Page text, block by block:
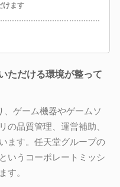
けます
ただける環境が整って
ゲーム機器やゲームソ
の品質管理、運営補助、
ます。任天堂グループの
いうコーポレートミッシ
す。